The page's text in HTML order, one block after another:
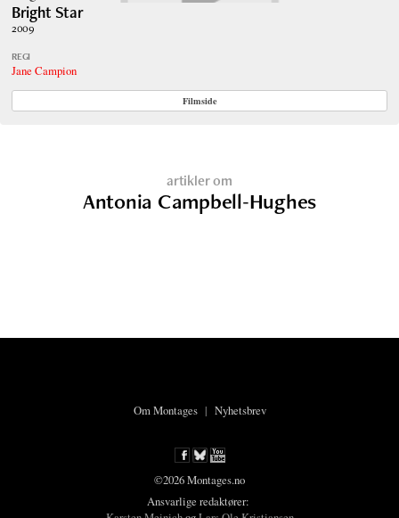
Bright Star
2009
REGI
Jane Campion
Filmside
artikler om
Antonia Campbell-Hughes
Om Montages| Nyhetsbrev
©2026 Montages.no
Ansvarlige redaktører: